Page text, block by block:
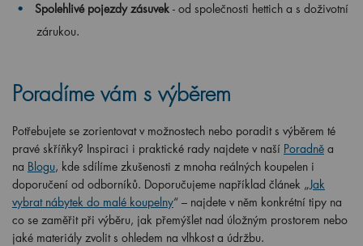
Spolehlivé pojezdy zásuvek - od společnosti hettich a s doživotní
zárukou.
Poradíme vám s výběrem
Potřebujete se zorientovat v možnostech nebo poradit s výběrem té
pravé skříňky? Inspiraci i praktické rady najdete v naší Poradně a
na Blogu, kde sdílíme zkušenosti z mnoha reálných koupelen i
doporučení od odborníků. Doporučujeme například článek „Jak
vybrat nábytek do malé koupelny“ – najdete v něm konkrétní tipy na
co se zaměřit při výběru, jak přemýšlet nad úložným prostorem nebo
jaké materiály zvolit s ohledem na vlhkost a údržbu.